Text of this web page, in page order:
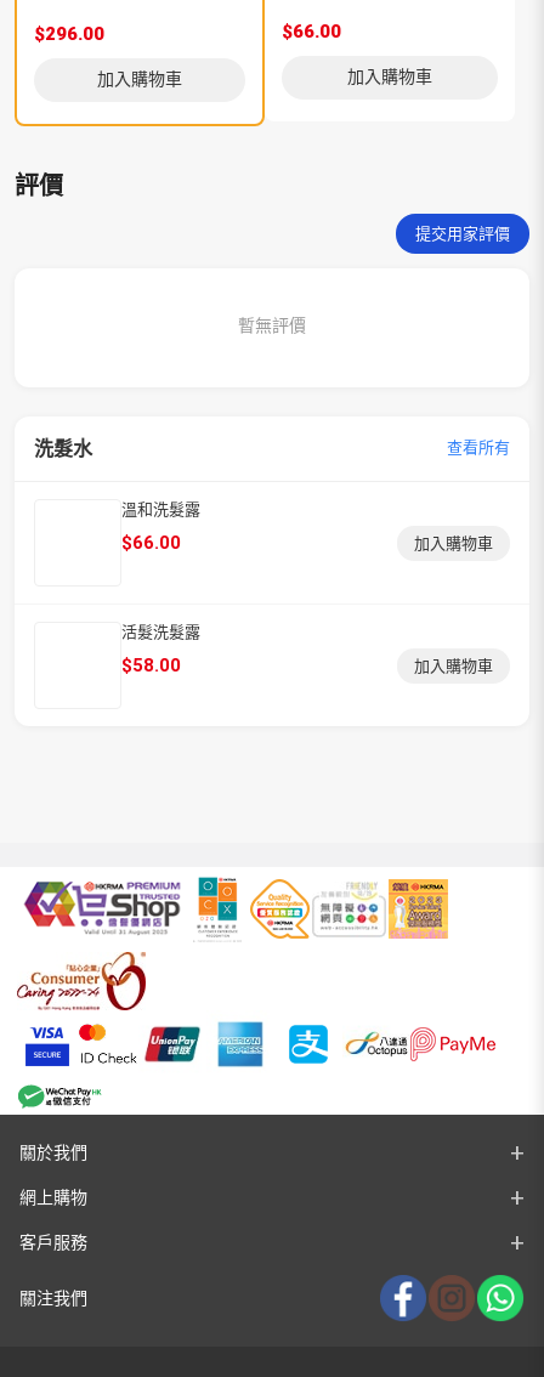
$296.00
加入購物車
$66.00
加入購物車
評價
提交用家評價
暫無評價
洗髮水 查看所有
溫和洗髮露
$66.00 加入購物車
活髮洗髮露
$58.00 加入購物車
關於我們
網上購物
客戶服務
關注我們